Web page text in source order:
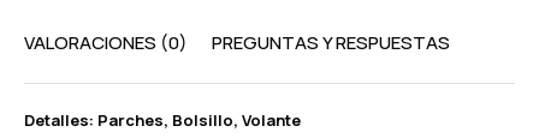
VALORACIONES (0) PREGUNTAS Y RESPUESTAS
Detalles: Parches, Bolsillo, Volante